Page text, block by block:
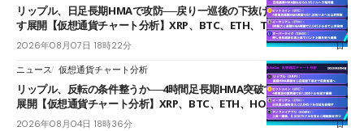
リップル、日足長期HMAで攻防──戻り一巡後の下抜けで0.95ドルを試
す展開【仮想通貨チャート分析】XRP、BTC、ETH、TAKE
2026年08月07日 18時22分
ニュース 仮想通貨チャート分析
リップル、反転の条件整うか──4時間足長期HMA突破で雲下端を目指す
展開【仮想通貨チャート分析】XRP、BTC、ETH、HOME
2026年08月04日 18時36分